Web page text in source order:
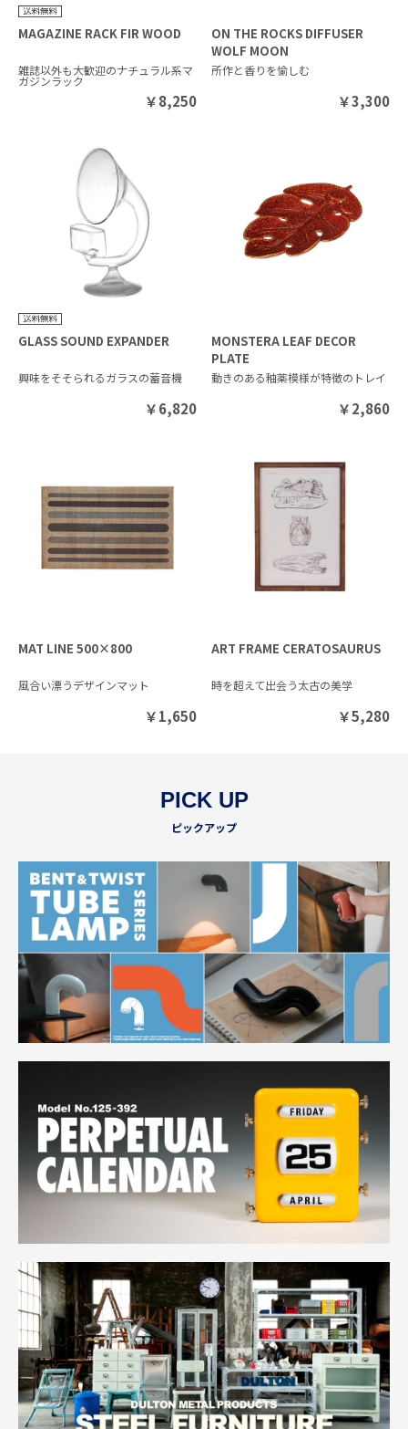
MAGAZINE RACK FIR WOOD
雑誌以外も大歓迎のナチュラル系マ
ガジンラック
￥8,250
ON THE ROCKS DIFFUSER
WOLF MOON
所作と香りを愉しむ
￥3,300
GLASS SOUND EXPANDER
興味をそそられるガラスの蓄音機
￥6,820
MONSTERA LEAF DECOR
PLATE
動きのある釉薬模様が特徴のトレイ
￥2,860
MAT LINE 500×800
風合い漂うデザインマット
￥1,650
ART FRAME CERATOSAURUS
時を超えて出会う太古の美学
￥5,280
PICK UP
ピックアップ